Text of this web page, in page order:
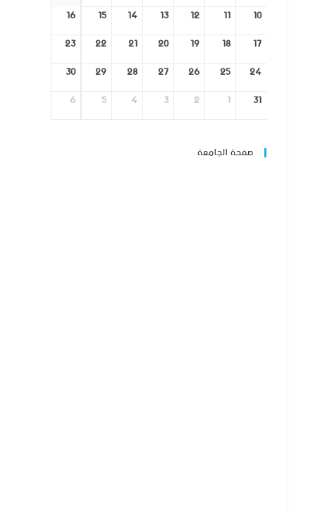
10
11
12
13
14
15
16
17
18
19
20
21
22
23
24
25
26
27
28
29
30
31
1
2
3
4
5
6
صفحة الجامعة